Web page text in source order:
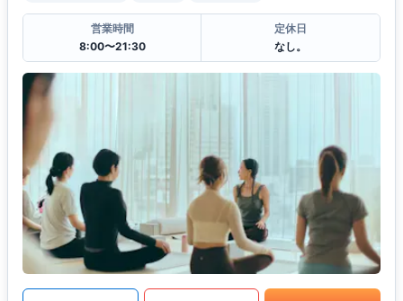
営業時間
8:00〜21:30
定休日
なし。